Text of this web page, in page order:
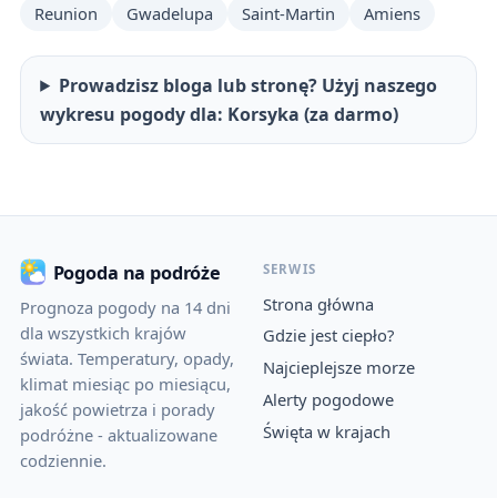
Reunion
Gwadelupa Saint-Martin Amiens
Prowadzisz bloga lub stronę? Użyj naszego
wykresu pogody dla: Korsyka (za darmo)
Pogoda na podróże
Prognoza pogody na 14 dni
dla wszystkich krajów
świata. Temperatury, opady,
klimat miesiąc po miesiącu,
jakość powietrza i porady
podróżne - aktualizowane
codziennie.
SERWIS
Strona główna
Gdzie jest ciepło?
Najcieplejsze morze
Alerty pogodowe
Święta w krajach